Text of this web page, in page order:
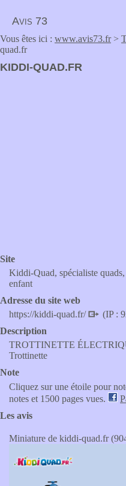
Avis 73
Vous êtes ici : www.avis73.fr>
quad.fr
KIDDI-QUAD.FR
Site
Kiddi-Quad, spécialiste
enfant
Adresse du site web
https://kiddi-quad.fr/
(IP :
Description
TROTTINETTE
Trottinette
Note
Cliquez sur une étoile pour
notes et 1500 pages vues.
Les avis
Miniature de kiddi-quad.fr